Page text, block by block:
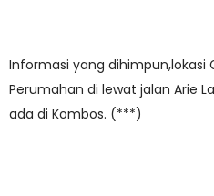
Informasi yang
Perumahan di lewat jalan Arie
ada di Kombos. (***)